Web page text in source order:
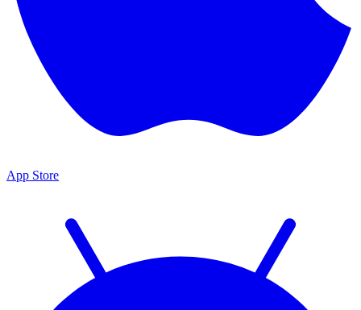
App Store